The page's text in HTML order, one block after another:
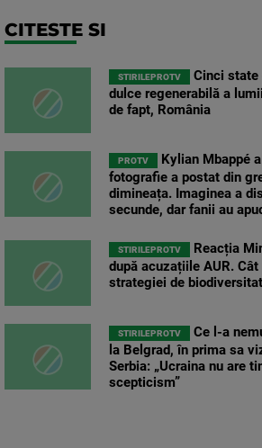
CITESTE SI
STIRILEPROTV
Cinci state
dulce regenerabilă a
de fapt, România
PROTV
Kylian Mbappé
fotografie a postat din
dimineața. Imaginea a
secunde, dar fanii au
STIRILEPROTV
Reacția
după acuzațiile AUR.
strategiei de
STIRILEPROTV
Ce l-a
la Belgrad, în prima sa
Serbia: „Ucraina nu are
scepticism”